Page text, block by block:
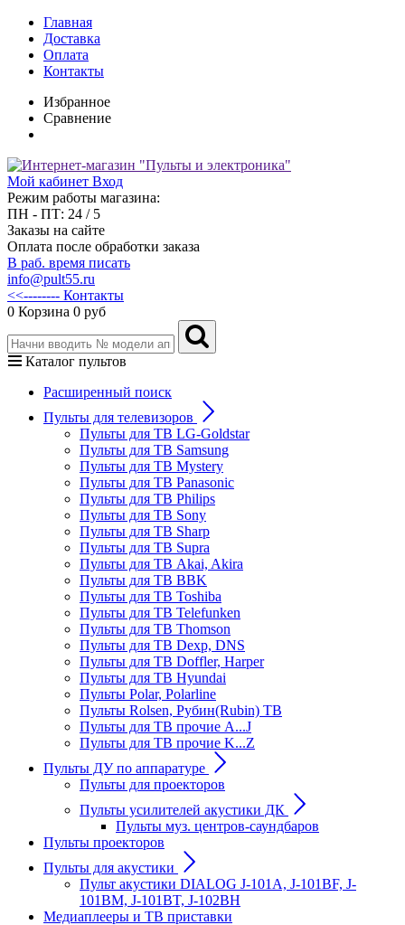
Главная
Доставка
Оплата
Контакты
Избранное
Сравнение
Мой кабинет Вход
Режим работы магазина:
ПН - ПТ: 24 / 5
Заказы на сайте
Оплата после обработки заказа
В раб. время писать
info@pult55.ru
<<-------- Контакты
0 Корзина 0 руб
Каталог пультов
Расширенный поиск
Пульты для телевизоров
Пульты для ТВ LG-Goldstar
Пульты для ТВ Samsung
Пульты для ТВ Mystery
Пульты для ТВ Panasonic
Пульты для ТВ Philips
Пульты для ТВ Sony
Пульты для ТВ Sharp
Пульты для ТВ Supra
Пульты для ТВ Akai, Akira
Пульты для ТВ BBK
Пульты для ТВ Toshiba
Пульты для ТВ Telefunken
Пульты для ТВ Thomson
Пульты для ТВ Dexp, DNS
Пульты для ТВ Doffler, Harper
Пульты для ТВ Hyundai
Пульты Polar, Polarline
Пульты Rolsen, Рубин(Rubin) ТВ
Пульты для ТВ прочие A...J
Пульты для ТВ прочие K...Z
Пульты ДУ по аппаратуре
Пульты для проекторов
Пульты усилителей акустики ДК
Пульты муз. центров-саундбаров
Пульты проекторов
Пульты для акустики
Пульт акустики DIALOG J-101A, J-101BF, J-
101BM, J-101BT, J-102BH
Медиаплееры и ТВ приставки